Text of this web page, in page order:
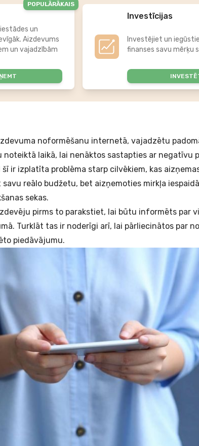
un
Aizdevums
un vajadzībām
POPULĀRĀKAIS
Investīcijas
Investējiet un
finanses savu mērķu
noformēšanu internetā, vajadzētu
noteiktā laikā, lai nenāktos sastapties ar negatīvu
šī ir izplatīta problēma starp cilvēkiem, kas
reālo budžetu, bet aizņemoties mirkļa
sekas.
pirms to parakstiet, lai būtu informēts par
Turklāt tas ir noderīgi arī, lai pārliecinātos par
piedāvājumu.